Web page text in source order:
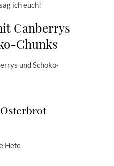
ich euch!
Canberrys
Chunks
Hefe